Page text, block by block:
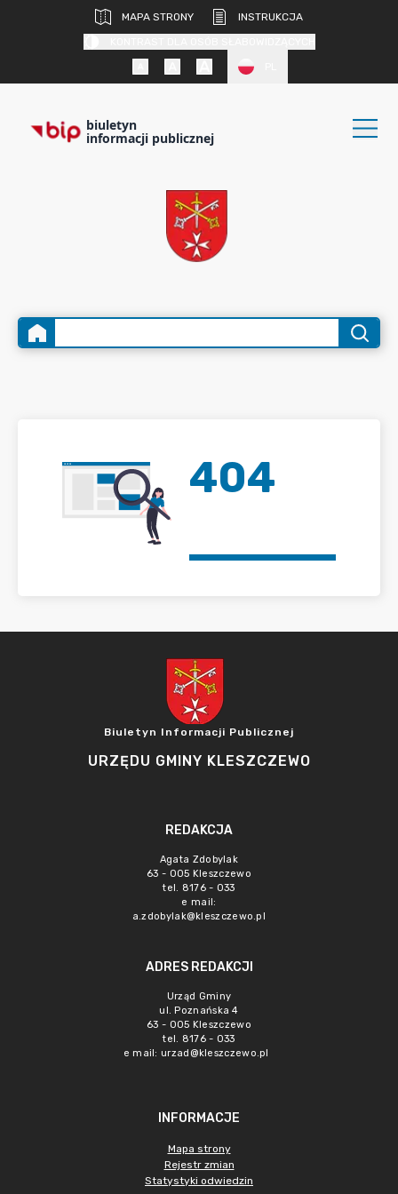
MAPA STRONY
INSTRUKCJA
biuletyn
informacji publicznej
404
Biuletyn Informacji Publicznej
URZĘDU GMINY KLESZCZEWO
REDAKCJA
Agata Zdobylak
63 - 005 Kleszczewo
tel. 8176 - 033
e mail:
a.zdobylak@kleszczewo.pl
ADRES REDAKCJI
Urząd Gminy
ul. Poznańska 4
63 - 005 Kleszczewo
tel. 8176 - 033
e mail: urzad@kleszczewo.pl
INFORMACJE
Mapa strony
Rejestr zmian
Statystyki odwiedzin